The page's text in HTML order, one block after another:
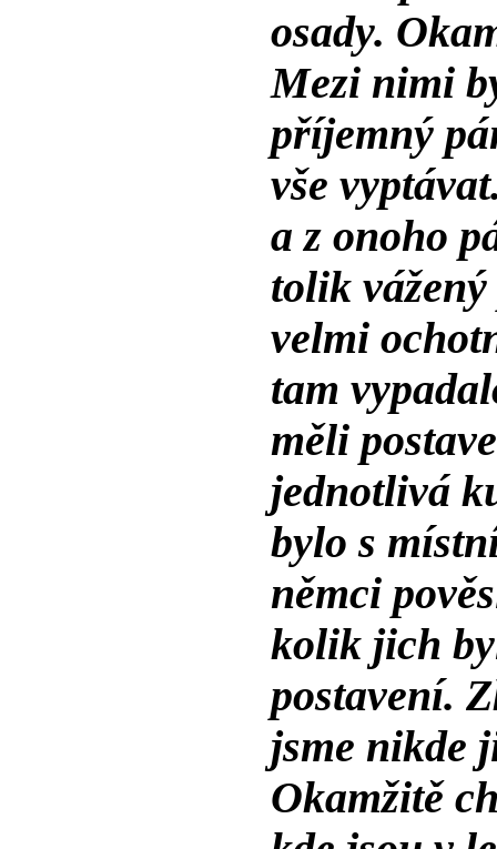
osady.
Mezi nimi
příjemný
vše
a z onoho
tolik
velmi
tam
měli
jednotlivá
bylo s
němci
kolik jich
postavení.
jsme nikde
Okamžitě